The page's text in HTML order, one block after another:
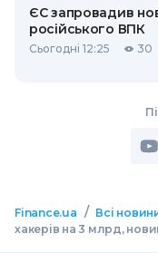
ЄС запровадив
російського ВПК
Сьогодні 12:25 30
Finance.ua / Всі
хакерів на 3 млрд,